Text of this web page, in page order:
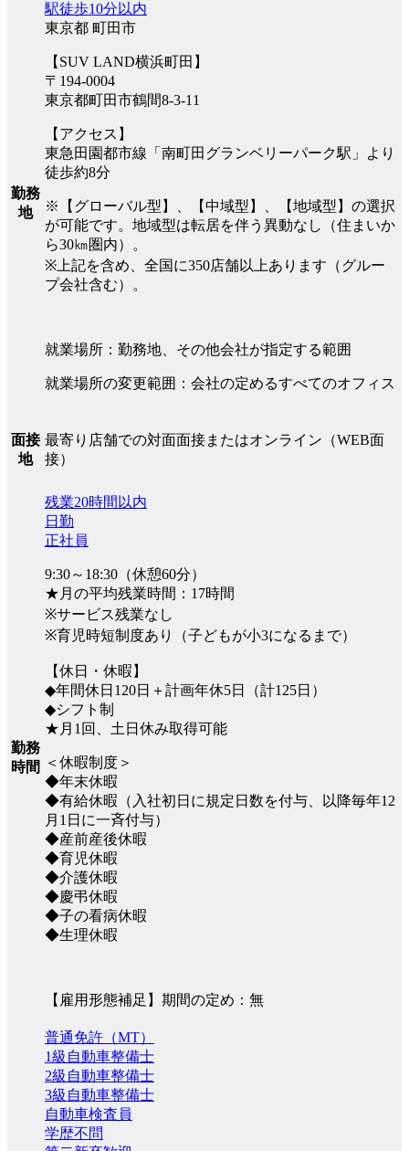
勤務
地
駅徒歩10分以内
東京都 町田市
【SUV LAND横浜町田】
〒194-0004
東京都町田市鶴間8-3-11
【アクセス】
東急田園都市線「南町田グランベリーパーク駅」より
徒歩約8分
※【グローバル型】、【中域型】、【地域型】の選択
が可能です。地域型は転居を伴う異動なし（住まいか
ら30㎞圏内）。
※上記を含め、全国に350店舗以上あります（グルー
プ会社含む）。
就業場所：勤務地、その他会社が指定する範囲
就業場所の変更範囲：会社の定めるすべてのオフィス
面接
地
最寄り店舗での対面面接またはオンライン（WEB面
接）
勤務
時間
残業20時間以内
日勤
正社員
9:30～18:30（休憩60分）
★月の平均残業時間：17時間
※サービス残業なし
※育児時短制度あり（子どもが小3になるまで）
【休日・休暇】
◆年間休日120日＋計画年休5日（計125日）
◆シフト制
★月1回、土日休み取得可能
＜休暇制度＞
◆年末休暇
◆有給休暇（入社初日に規定日数を付与、以降毎年12
月1日に一斉付与）
◆産前産後休暇
◆育児休暇
◆介護休暇
◆慶弔休暇
◆子の看病休暇
◆生理休暇
【雇用形態補足】期間の定め：無
普通免許（MT）
1級自動車整備士
2級自動車整備士
3級自動車整備士
自動車検査員
学歴不問